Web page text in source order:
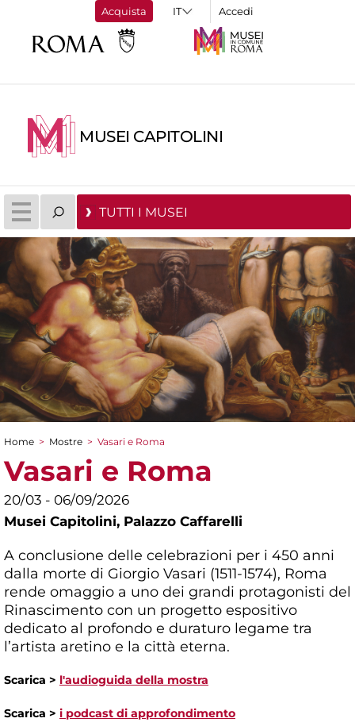
Acquista Accedi
MUSEI CAPITOLINI
TUTTI I MUSEI
Tu sei qui
Home > Mostre > Vasari e Roma
Vasari e Roma
20/03 - 06/09/2026
Musei Capitolini, Palazzo Caffarelli
A conclusione delle celebrazioni per i 450 anni
dalla morte di Giorgio Vasari (1511-1574), Roma
rende omaggio a uno dei grandi protagonisti del
Rinascimento con un progetto espositivo
dedicato al profondo e duraturo legame tra
l’artista aretino e la città eterna.
Scarica > l'audioguida della mostra
Scarica > i podcast di approfondimento